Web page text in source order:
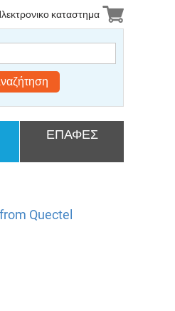
καταστημα
ΕΠΑΦΕΣ
Quectel